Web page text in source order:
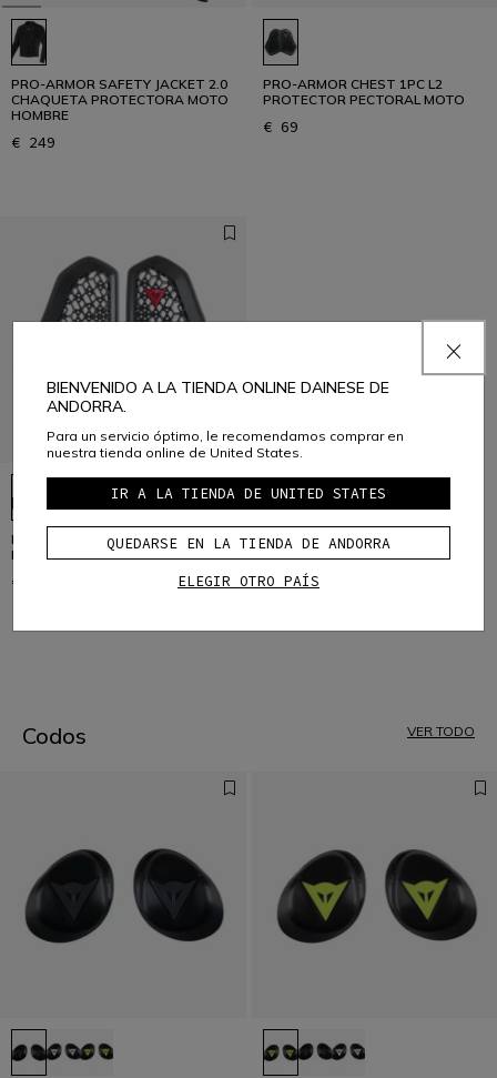
PRO-ARMOR SAFETY JACKET 2.0
CHAQUETA PROTECTORA MOTO
HOMBRE
€ 249
PRO-ARMOR CHEST 1PC L2
PROTECTOR PECTORAL MOTO
€ 69
PRO-ARMOR CHEST 2 PCS 2.0
PROTECTOR PECTORAL MOTO
€ 62
Codos VER TODO
BIENVENIDO A LA TIENDA ONLINE DAINESE DE
ANDORRA.
Para un servicio óptimo, le recomendamos comprar en
nuestra tienda online de United States.
IR A LA TIENDA DE UNITED STATES
QUEDARSE EN LA TIENDA DE ANDORRA
ELEGIR OTRO PAÍS